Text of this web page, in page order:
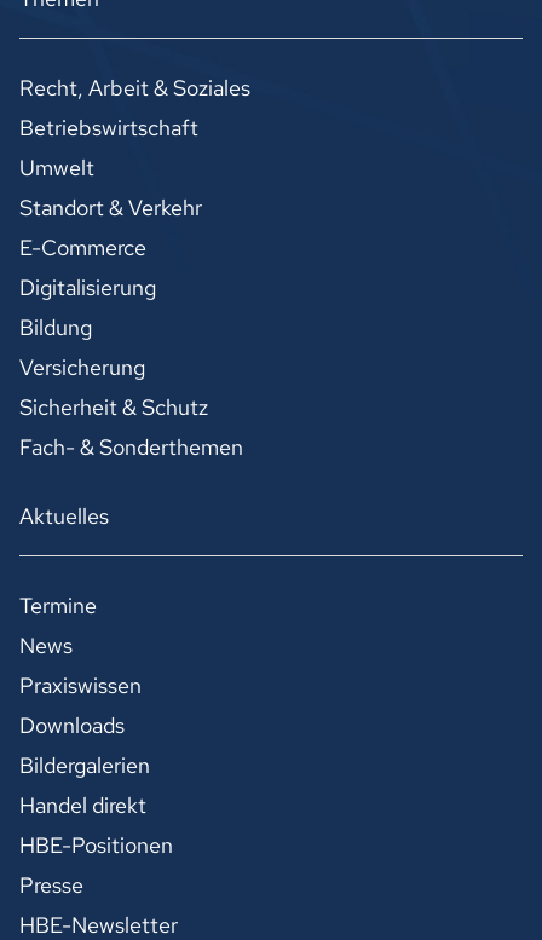
Recht, Arbeit & Soziales
Betriebswirtschaft
Umwelt
Standort & Verkehr
E-Commerce
Digitalisierung
Bildung
Versicherung
Sicherheit & Schutz
Fach- & Sonderthemen
Aktuelles
Termine
News
Praxiswissen
Downloads
Bildergalerien
Handel direkt
HBE-Positionen
Presse
HBE-Newsletter